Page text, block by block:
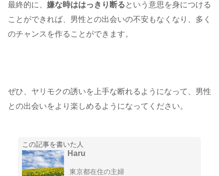
最終的に、 嫌な時ははっきり断る という意思を身につける
ことができれば、男性との出会いの不安もなくなり、多く
のチャンスを作ることができます。
ぜひ、ヤリモクの誘いを上手な断れるようになって、男性
との出会いをより楽しめるようになってください。
この記事を書いた人
Haru
東京都在住の主婦